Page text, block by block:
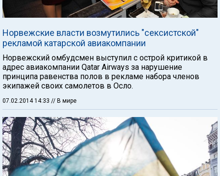
Норвежские власти возмутились "сексистской"
рекламой катарской авиакомпании
Норвежский омбудсмен выступил с острой критикой в
адрес авиакомпании Qatar Airways за нарушение
принципа равенства полов в рекламе набора членов
экипажей своих самолетов в Осло.
07.02.2014 14:33 // В мире